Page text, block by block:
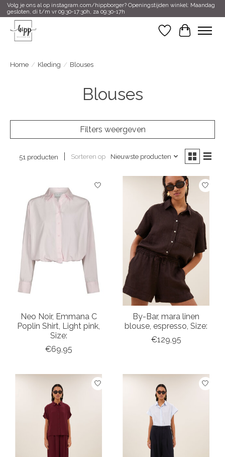
Volg je ons al op instagram.com/hippborger? Openingstijden winkel: Maandag
gesloten, di t/m vr 09:30-17:30h, za 09:30-17h
Verlanglijst
Home / Kleding / Blouses
Blouses
Filters weergeven
51 producten Sorteren op Nieuwste producten
Neo Noir, Emmana C
Poplin Shirt, Light pink,
Size:
€69,95
By-Bar, mara linen
blouse, espresso, Size:
€129,95